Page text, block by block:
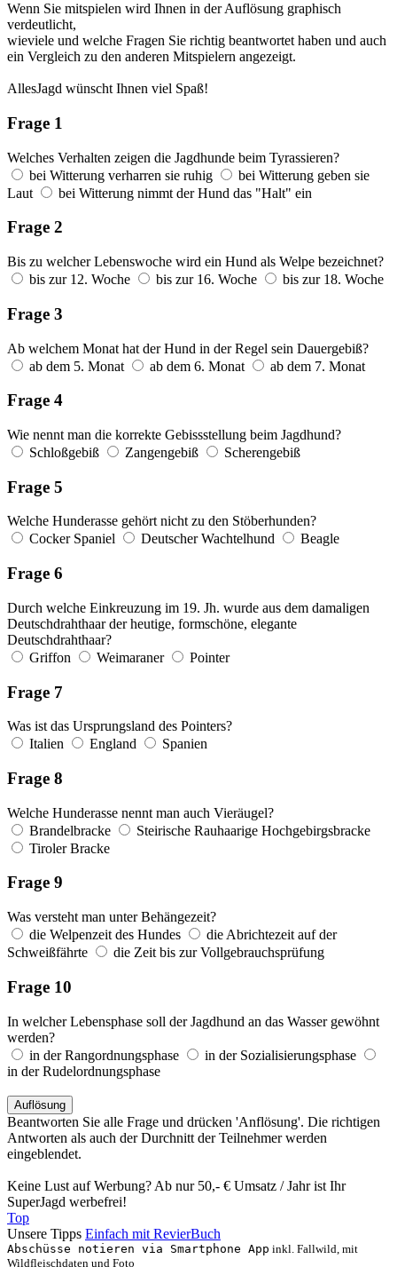
Wenn Sie mitspielen wird Ihnen in der Auflösung graphisch
verdeutlicht,
wieviele und welche Fragen Sie richtig beantwortet haben und auch
ein Vergleich zu den anderen Mitspielern angezeigt.
AllesJagd wünscht Ihnen viel Spaß!
Frage 1
Welches Verhalten zeigen die Jagdhunde beim Tyrassieren?
bei Witterung verharren sie ruhig
bei Witterung geben sie
Laut
bei Witterung nimmt der Hund das "Halt" ein
Frage 2
Bis zu welcher Lebenswoche wird ein Hund als Welpe bezeichnet?
bis zur 12. Woche
bis zur 16. Woche bis zur 18. Woche
Frage 3
Ab welchem Monat hat der Hund in der Regel sein Dauergebiß?
ab dem 5. Monat
ab dem 6. Monat ab dem 7. Monat
Frage 4
Wie nennt man die korrekte Gebissstellung beim Jagdhund?
Schloßgebiß
Zangengebiß Scherengebiß
Frage 5
Welche Hunderasse gehört nicht zu den Stöberhunden?
Cocker Spaniel
Deutscher Wachtelhund Beagle
Frage 6
Durch welche Einkreuzung im 19. Jh. wurde aus dem damaligen
Deutschdrahthaar der heutige, formschöne, elegante
Deutschdrahthaar?
Griffon
Weimaraner Pointer
Frage 7
Was ist das Ursprungsland des Pointers?
Italien
England Spanien
Frage 8
Welche Hunderasse nennt man auch Vieräugel?
Brandelbracke
Steirische Rauhaarige Hochgebirgsbracke
Tiroler Bracke
Frage 9
Was versteht man unter Behängezeit?
die Welpenzeit des Hundes
die Abrichtezeit auf der
Schweißfährte
die Zeit bis zur Vollgebrauchsprüfung
Frage 10
In welcher Lebensphase soll der Jagdhund an das Wasser gewöhnt
werden?
in der Rangordnungsphase
in der Sozialisierungsphase
in der Rudelordnungsphase
Beantworten Sie alle Frage und drücken 'Anflösung'. Die richtigen
Antworten als auch der Durchnitt der Teilnehmer werden
eingeblendet.
Keine Lust auf Werbung? Ab nur 50,- € Umsatz / Jahr ist Ihr
SuperJagd werbefrei!
Top
Unsere Tipps Einfach mit RevierBuch
Abschüsse notieren via Smartphone App inkl. Fallwild, mit
Wildfleischdaten und Foto